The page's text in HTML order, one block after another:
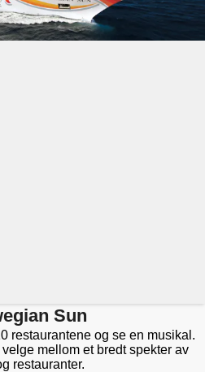
Sun
restaurantene og se en musikal.
mellom et bredt spekter av
restauranter.